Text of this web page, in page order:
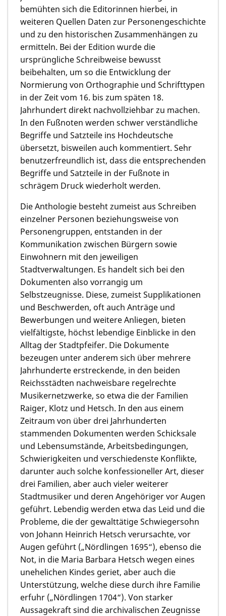
bemühten sich die Editorinnen hierbei, in
weiteren Quellen Daten zur Personengeschichte
und zu den historischen Zusammenhängen zu
ermitteln. Bei der Edition wurde die
ursprüngliche Schreibweise bewusst
beibehalten, um so die Entwicklung der
Normierung von Orthographie und Schrifttypen
in der Zeit vom 16. bis zum späten 18.
Jahrhundert direkt nachvollziehbar zu machen.
In den Fußnoten werden schwer verständliche
Begriffe und Satzteile ins Hochdeutsche
übersetzt, bisweilen auch kommentiert. Sehr
benutzerfreundlich ist, dass die entsprechenden
Begriffe und Satzteile in der Fußnote in
schrägem Druck wiederholt werden.
Die Anthologie besteht zumeist aus Schreiben
einzelner Personen beziehungsweise von
Personengruppen, entstanden in der
Kommunikation zwischen Bürgern sowie
Einwohnern mit den jeweiligen
Stadtverwaltungen. Es handelt sich bei den
Dokumenten also vorrangig um
Selbstzeugnisse. Diese, zumeist Supplikationen
und Beschwerden, oft auch Anträge und
Bewerbungen und weitere Anliegen, bieten
vielfältigste, höchst lebendige Einblicke in den
Alltag der Stadtpfeifer. Die Dokumente
bezeugen unter anderem sich über mehrere
Jahrhunderte erstreckende, in den beiden
Reichsstädten nachweisbare regelrechte
Musikernetzwerke, so etwa die der Familien
Raiger, Klotz und Hetsch. In den aus einem
Zeitraum von über drei Jahrhunderten
stammenden Dokumenten werden Schicksale
und Lebensumstände, Arbeitsbedingungen,
Schwierigkeiten und verschiedenste Konflikte,
darunter auch solche konfessioneller Art, dieser
drei Familien, aber auch vieler weiterer
Stadtmusiker und deren Angehöriger vor Augen
geführt. Lebendig werden etwa das Leid und die
Probleme, die der gewalttätige Schwiegersohn
von Johann Heinrich Hetsch verursachte, vor
Augen geführt („Nördlingen 1695“), ebenso die
Not, in die Maria Barbara Hetsch wegen eines
unehelichen Kindes geriet, aber auch die
Unterstützung, welche diese durch ihre Familie
erfuhr („Nördlingen 1704“). Von starker
Aussagekraft sind die archivalischen Zeugnisse